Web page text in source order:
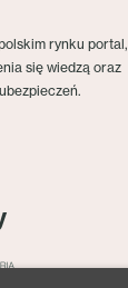
rynku portal,
się wiedzą oraz